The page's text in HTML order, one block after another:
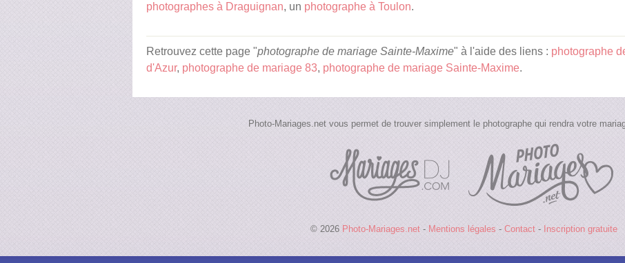
photographes à Draguignan, un photographe à Toulon.
Retrouvez cette page "photographe de mariage Sainte-Maxime" à l'aide des liens : photographe
d'Azur, photographe de mariage 83, photographe de mariage Sainte-Maxime.
Photo-Mariages.net vous permet de trouver simplement le photographe qui rendra votre
© 2026 Photo-Mariages.net - Mentions légales - Contact- Inscription gratuite